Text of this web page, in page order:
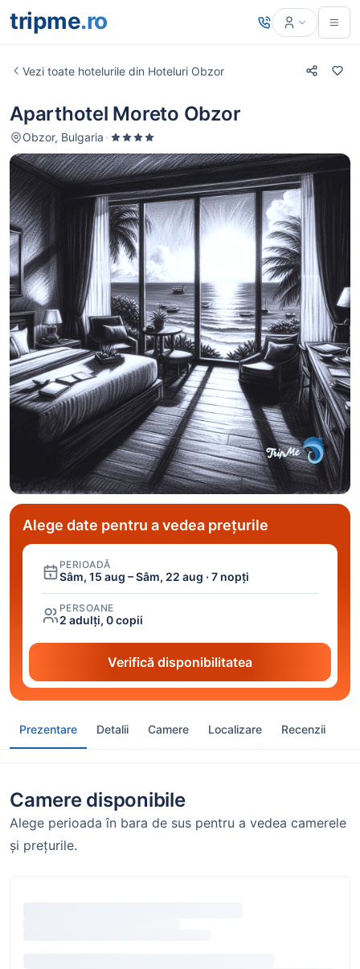
tripme.ro
Alege date pentru a vedea prețurile
PERIOADĂ
Sâm, 15 aug – Sâm, 22 aug · 7 nopți
PERSOANE
2 adulți, 0 copii
Verifică disponibilitatea
Vezi toate hotelurile din Hoteluri Obzor
Prezentare Detalii Camere Localizare Recenzii
Aparthotel Moreto Obzor
Obzor, Bulgaria ·
Camere disponibile
Alege perioada în bara de sus pentru a vedea camerele
și prețurile.